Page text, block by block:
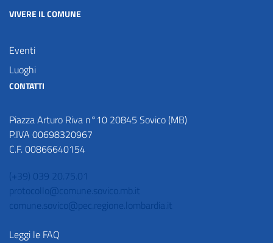
VIVERE IL COMUNE
Eventi
Luoghi
CONTATTI
Piazza Arturo Riva n°10 20845 Sovico (MB)
P.IVA 00698320967
C.F. 00866640154
(+39) 039 20.75.01
protocollo@comune.sovico.mb.it
comune.sovico@pec.regione.lombardia.it
Leggi le FAQ